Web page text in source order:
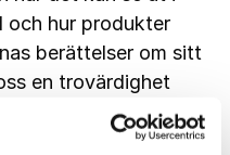
och hur produkter
berättelser om sitt
en trovärdighet
och